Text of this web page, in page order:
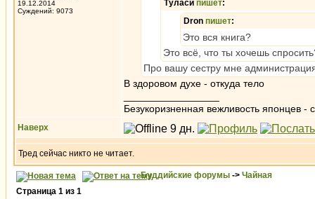
19.12.2014
Суждений: 9073
Туласи пишет:
Dron пишет:
Это вся книга?
Это всё, что ты хочешь
Про вашу сестру мне
В здоровом духе - откуда тело
Безукоризненная вежливость японцев -
Наверх
Тред сейчас никто не читает.
Буддийские форумы -> Чайная
Страница 1 из 1